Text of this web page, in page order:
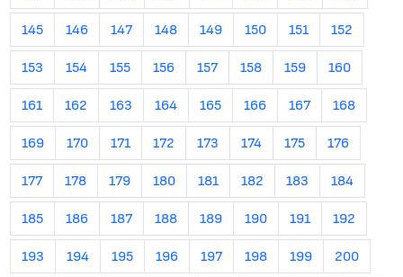
145 146 147 148 149 150 151 152
153 154 155 156 157 158 159 160
161 162 163 164 165 166 167 168
169 170 171 172 173 174 175 176
177 178 179 180 181 182 183 184
185 186 187 188 189 190 191 192
193 194 195 196 197 198 199 200